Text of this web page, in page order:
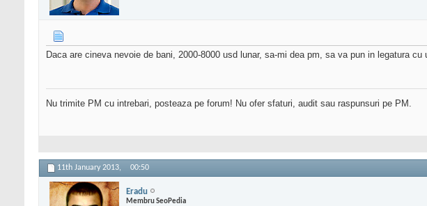
Daca are cineva nevoie de bani, 2000-8000 usd lunar, sa-mi dea pm, sa va pun in legatura
Nu trimite PM cu intrebari, posteaza pe forum! Nu ofer sfaturi, audit sau raspunsuri pe PM.
11th January 2013, 00:50
Eradu
Membru SeoPedia